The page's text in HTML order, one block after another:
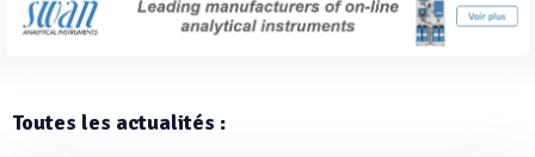
Toutes les actualités :